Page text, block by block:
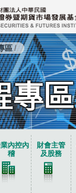
區
專區
內控內
稽
財會主管
及股務